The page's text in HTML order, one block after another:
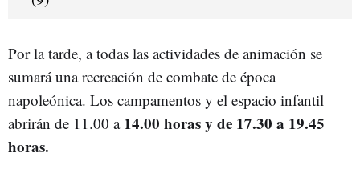
Por la tarde, a todas las actividades de animación se
sumará una recreación de combate de época
napoleónica. Los campamentos y el espacio infantil
abrirán de 11.00 a 14.00 horas y de 17.30 a 19.45
horas.